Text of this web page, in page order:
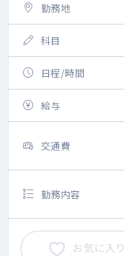
勤務地
科目
日程/時間
給与
交通費
勤務内容
お気に入り